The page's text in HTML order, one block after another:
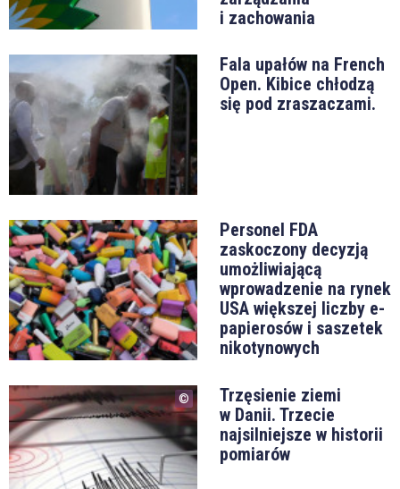
i zachowania
Fala upałów na French
Open. Kibice chłodzą
się pod zraszaczami.
Personel FDA
zaskoczony decyzją
umożliwiającą
wprowadzenie na rynek
USA większej liczby e-
papierosów i saszetek
nikotynowych
Trzęsienie ziemi
w Danii. Trzecie
najsilniejsze w historii
pomiarów